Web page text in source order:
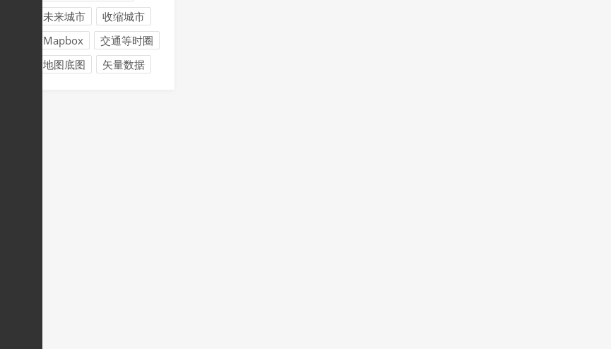
未来城市
收缩城市
Mapbox
交通等时圈
地图底图
矢量数据